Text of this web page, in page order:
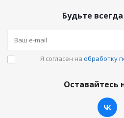
Будьте
Я согласен на обработку
Оставайтесь